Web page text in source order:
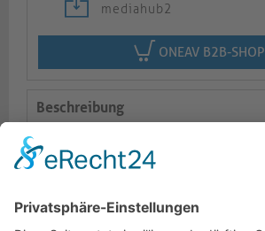
mediahub2
ONEAV B2B-SHOP
Beschreibung
Logistik